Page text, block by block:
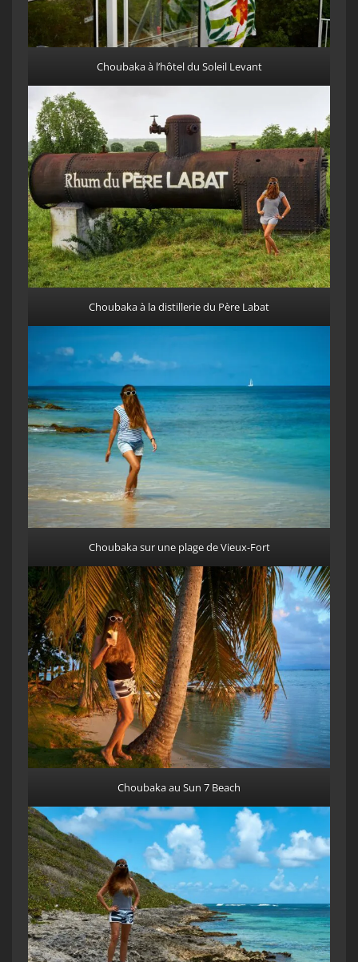
Choubaka à l’hôtel du Soleil Levant
Choubaka à la distillerie du Père Labat
Choubaka sur une plage de Vieux-Fort
Choubaka au Sun 7 Beach